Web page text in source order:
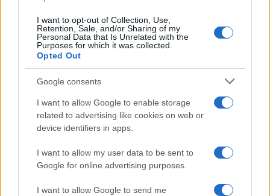
I want to opt-out of Collection, Use,
Retention, Sale, and/or Sharing of my
Personal Data that Is Unrelated with the
Purposes for which it was collected.
Opted Out
Google consents
I want to allow Google to enable storage
related to advertising like cookies on web or
device identifiers in apps.
I want to allow my user data to be sent to
Google for online advertising purposes.
I want to allow Google to send me
Sri Lanka: itinerari tra spiritualità, architettura e
spiagge paradisiache
Matteo Pellegrino · 8 Ago 2026
ALIMENTAZIONE